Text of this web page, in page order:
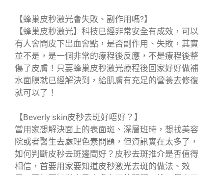
【蜂巢皮秒激光會失敗、副作用嗎?】
【蜂巢皮秒激光】科技已經非常安全有成效，可以
有人會問皮下出血會點，是否副作用、失敗，其實
並不是，是一個非常的療程後反應，不是療程後整
傷了皮膚！只要蜂巢皮秒激光療程後回家好好做補
水面膜就已經解決到，給肌膚有充足的營養去修復
就可以了！
【Beverly skin皮秒去斑好唔好？】
當用家想解決面上的表面斑、深層班時，想找美容
院或者醫生去處理色素問題，但資訊實在太多了，
如何判斷皮秒去斑邊間好？皮秒去斑推介是否值得
相信，首要用家要知道皮秒激光去斑的做法、效